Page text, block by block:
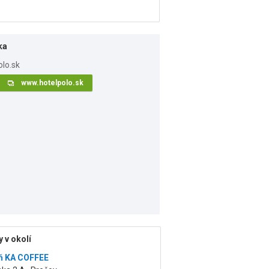
www.hotelpolo.sk
v okolí
KA COFFEE